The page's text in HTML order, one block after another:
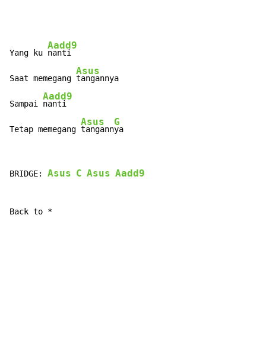
Yang ku
Aadd9
nanti
Saat memegang
Asus
tangannya
Sampai
Aadd9
nanti
Tetap memegang
Asus
tangann
G
ya
BRIDGE: Asus C Asus Aadd9
Back to *